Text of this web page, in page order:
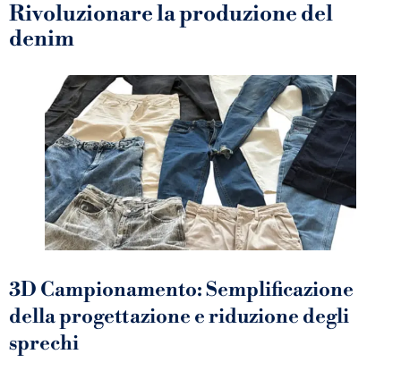
Rivoluzionare la produzione del
denim
3D Campionamento: Semplificazione
della progettazione e riduzione degli
sprechi